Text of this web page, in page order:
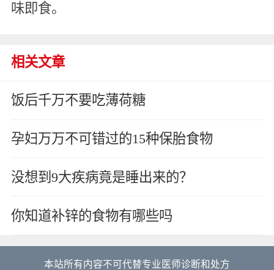
味即食。
相关文章
饭后千万不要吃薄荷糖
孕妇万万不可错过的15种保胎食物
没想到9大疾病竟是睡出来的？
你知道补锌的食物有哪些吗
本站所有内容不可代替专业医师诊断和处方